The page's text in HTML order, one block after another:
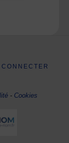
CONNECTER
- Cookies